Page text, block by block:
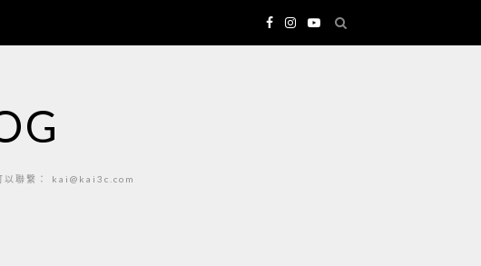
以聯繫： kai@kai3c.com